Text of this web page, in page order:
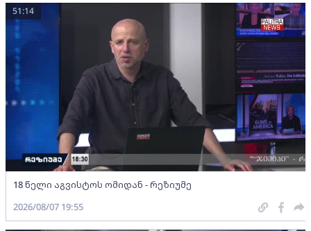
18 წელი აგვისტოს ომიდან - რეზიუმე
51:14
2026/08/07 19:55